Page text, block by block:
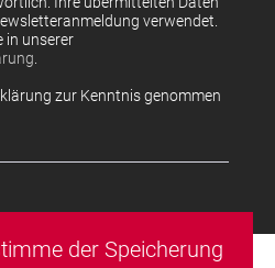
verwendet.
in unserer
.
zur Kenntnis genommen
der Speicherung